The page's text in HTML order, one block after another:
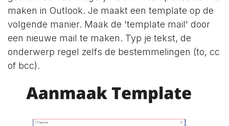
maken in Outlook. Je maakt een template op de
volgende manier. Maak de 'template mail' door
een nieuwe mail te maken. Typ je tekst, de
onderwerp regel zelfs de bestemmelingen (to, cc
of bcc).